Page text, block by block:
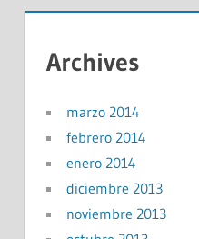
Archives
marzo 2014
febrero 2014
enero 2014
diciembre 2013
noviembre 2013